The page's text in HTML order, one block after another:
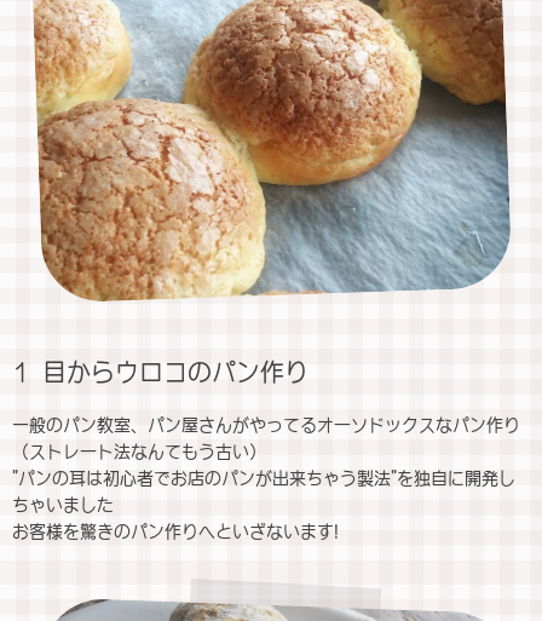
1 目からウロコのパン作り
一般のパン教室、パン屋さんがやってるオーソドックスなパン作り
（ストレート法なんてもう古い）
"パンの耳は初心者でお店のパンが出来ちゃう製法"を独自に開発し
ちゃいました
お客様を驚きのパン作りへといざないます!